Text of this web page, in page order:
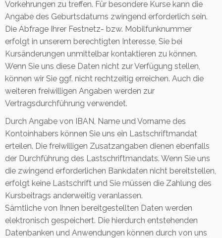
Vorkehrungen zu treffen. Für besondere Kurse kann die
Angabe des Geburtsdatums zwingend erforderlich sein.
Die Abfrage Ihrer Festnetz- bzw. Mobilfunknummer
erfolgt in unserem berechtigten Interesse, Sie bei
Kursänderungen unmittelbar kontaktieren zu können.
Wenn Sie uns diese Daten nicht zur Verfügung stellen,
können wir Sie ggf. nicht rechtzeitig erreichen. Auch die
weiteren freiwilligen Angaben werden zur
Vertragsdurchführung verwendet.
Durch Angabe von IBAN, Name und Vorname des
Kontoinhabers können Sie uns ein Lastschriftmandat
erteilen. Die freiwilligen Zusatzangaben dienen ebenfalls
der Durchführung des Lastschriftmandats. Wenn Sie uns
die zwingend erforderlichen Bankdaten nicht bereitstellen,
erfolgt keine Lastschrift und Sie müssen die Zahlung des
Kursbeitrags anderweitig veranlassen.
Sämtliche von Ihnen bereitgestellten Daten werden
elektronisch gespeichert. Die hierdurch entstehenden
Datenbanken und Anwendungen können durch von uns